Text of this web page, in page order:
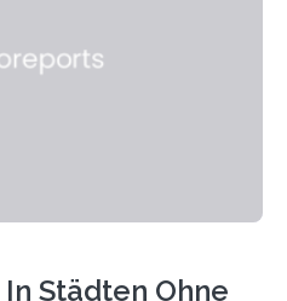
Baustoffe kreiert werden.
Städten Ohne